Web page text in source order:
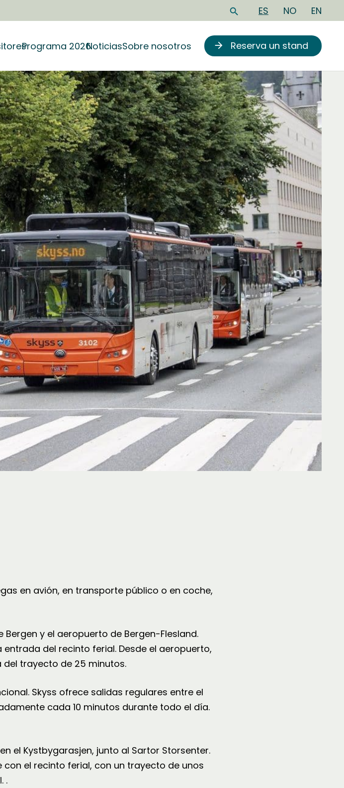
search ES NO EN
Programa 2026NoticiasSobre nosotros arrow_forward Reserva un stand
en avión, en transporte público o en coche,
y el aeropuerto de Bergen-Flesland.
del recinto ferial. Desde el aeropuerto,
trayecto de 25 minutos.
Skyss ofrece salidas regulares entre el
cada 10 minutos durante todo el día.
el Kystbygarasjen, junto al Sartor Storsenter.
el recinto ferial, con un trayecto de unos
.